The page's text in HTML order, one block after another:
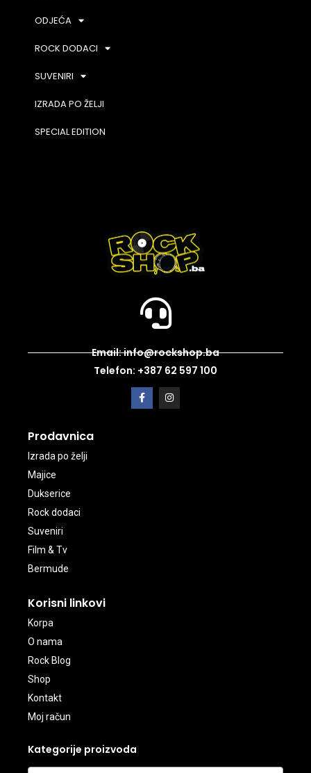
ODJEĆA
ROCK DODACI
SUVENIRI
IZRADA PO ŽELJI
SPECIAL EDITION
Email: info@rockshop.ba
Telefon: +387 62 597 100
Prodavnica
Izrada po želji
Majice
Dukserice
Rock dodaci
Suveniri
Film & Tv
Bermude
Korisni linkovi
Korpa
O nama
Rock Blog
Shop
Kontakt
Moj račun
Kategorije proizvoda